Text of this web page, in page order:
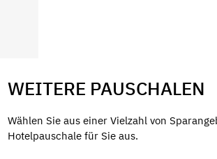
WEITERE PAUSCHALEN
Wählen Sie aus einer Vielzahl von
Hotelpauschale für Sie aus.